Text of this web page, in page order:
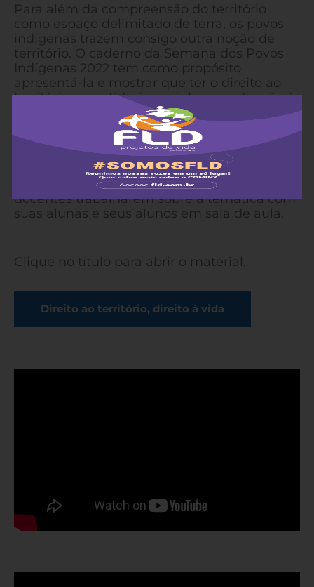
Para além da compreensão do território
como espaço delimitado de terra, os povos
indígenas trazem consigo outra noção de
território. O caderno da Semana dos Povos
Indígenas 2022 tem como propósito
apresentá-la e mostrar que ter o direito ao
território garantido é caminhar em direção à
vida digna, não somente para as pessoas
indígenas, mas para todas as formas de vida
que habitam este espaço.
Além do caderno, estão disponíveis
materiais audiovisuais com ideias para
docentes trabalharem sobre a temática com
suas alunas e seus alunos em sala de aula.
Clique no título para abrir o material.
Direito ao território, direito à vida